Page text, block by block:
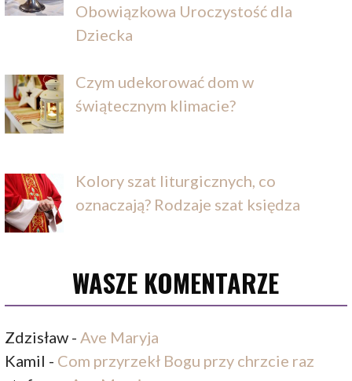
Obowiązkowa Uroczystość dla
Dziecka
Czym udekorować dom w
świątecznym klimacie?
Kolory szat liturgicznych, co
oznaczają? Rodzaje szat księdza
WASZE KOMENTARZE
Zdzisław - Ave Maryja
Kamil - Com przyrzekł Bogu przy chrzcie raz